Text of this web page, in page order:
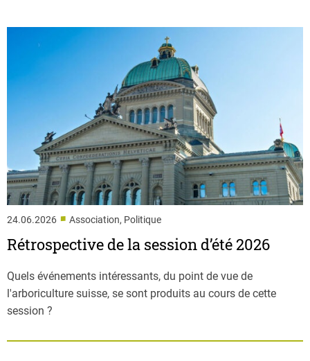
24.06.2026 ■ Association, Politique
Rétrospective de la session d’été 2026
Quels événements intéressants, du point de vue de
l'arboriculture suisse, se sont produits au cours de cette
session ?